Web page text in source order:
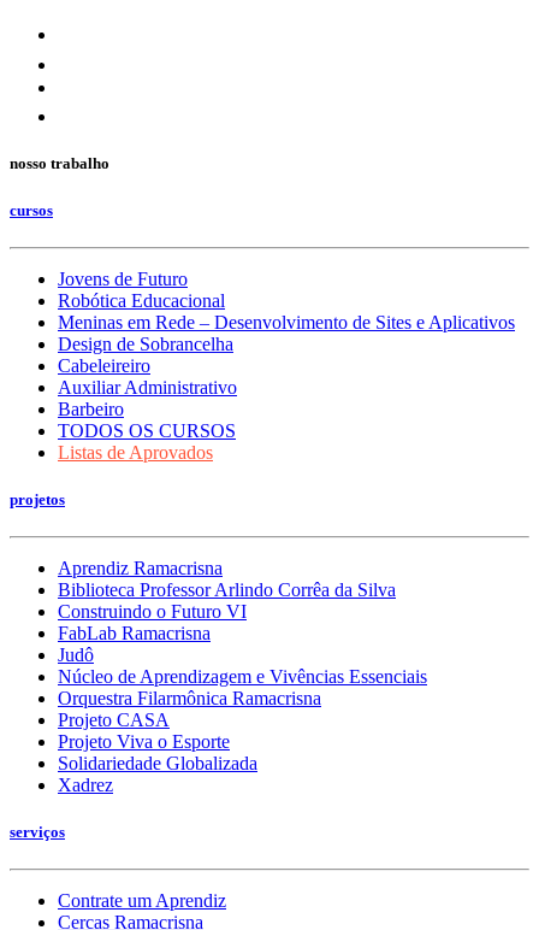
nosso trabalho
cursos
Jovens de Futuro
Robótica Educacional
Meninas em Rede – Desenvolvimento de Sites e Aplicativos
Design de Sobrancelha
Cabeleireiro
Auxiliar Administrativo
Barbeiro
TODOS OS CURSOS
Listas de Aprovados
projetos
Aprendiz Ramacrisna
Biblioteca Professor Arlindo Corrêa da Silva
Construindo o Futuro VI
FabLab Ramacrisna
Judô
Núcleo de Aprendizagem e Vivências Essenciais
Orquestra Filarmônica Ramacrisna
Projeto CASA
Projeto Viva o Esporte
Solidariedade Globalizada
Xadrez
serviços
Contrate um Aprendiz
Cercas Ramacrisna